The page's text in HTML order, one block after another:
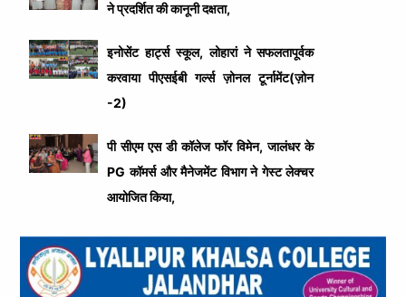
ने प्रदर्शित की कानूनी दक्षता,
इनोसेंट हार्ट्स स्कूल, लोहारां ने सफलतापूर्वक
करवाया पीएसईबी गर्ल्स ज़ोनल टूर्नामेंट(ज़ोन
-2)
पी सीएम एस डी कॉलेज फॉर विमेन, जालंधर के
PG कॉमर्स और मैनेजमेंट विभाग ने गेस्ट लेक्चर
आयोजित किया,